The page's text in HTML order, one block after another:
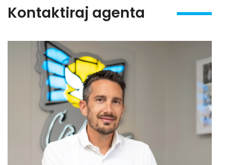
Kontaktiraj agenta